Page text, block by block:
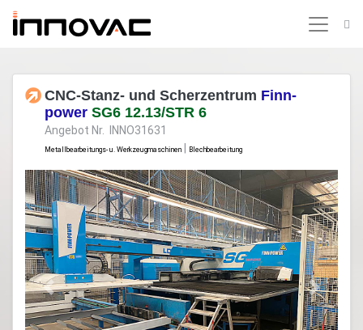
CNC-Stanz- und Scherzentrum Finn-
power SG6 12.13/STR 6
Angebot Nr. INNO31631
Metallbearbeitungs- u. Werkzeugmaschinen Blechbearbeitung
Previous Next